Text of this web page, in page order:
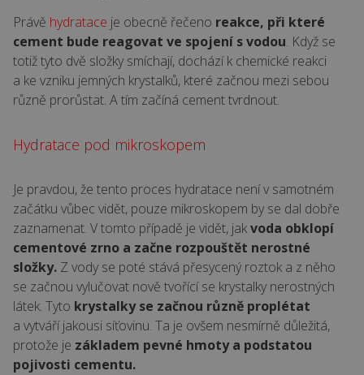
Právě hydratace je obecně řečeno reakce, při které
cement bude reagovat ve spojení s vodou. Když se
totiž tyto dvě složky smíchají, dochází k chemické reakci
a ke vzniku jemných krystalků, které začnou mezi sebou
různě prorůstat. A tím začíná cement tvrdnout.
Hydratace pod mikroskopem
Je pravdou, že tento proces hydratace není v samotném
začátku vůbec vidět, pouze mikroskopem by se dal dobře
zaznamenat. V tomto případě je vidět, jakvoda obklopí
cementové zrno a začne rozpouštět nerostné
složky. Z vody se poté stává přesycený roztok a z něho
se začnou vylučovat nově tvořící se krystalky nerostných
látek. Tyto krystalky se začnou různě proplétat
a vytváří jakousi síťovinu. Ta je ovšem nesmírně důležitá,
protože je základem pevné hmoty a podstatou
pojivosti cementu.